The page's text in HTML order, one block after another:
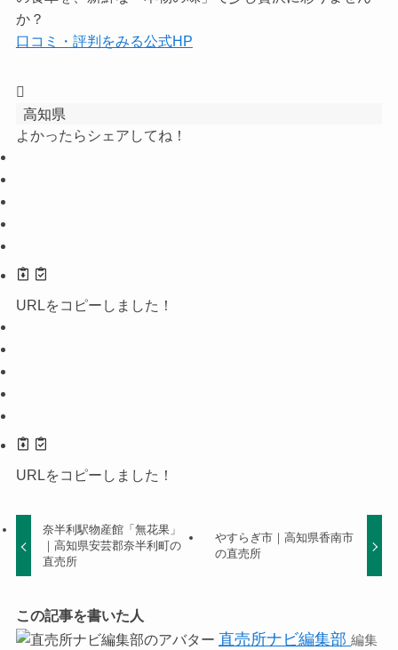
か？
口コミ・評判をみる公式HP
高知県
よかったらシェアしてね！
URLをコピーしました！
URLをコピーしました！
奈半利駅物産館「無花果」
｜高知県安芸郡奈半利町の
直売所
やすらぎ市｜高知県香南市
の直売所
この記事を書いた人
直売所ナビ編集部 編集